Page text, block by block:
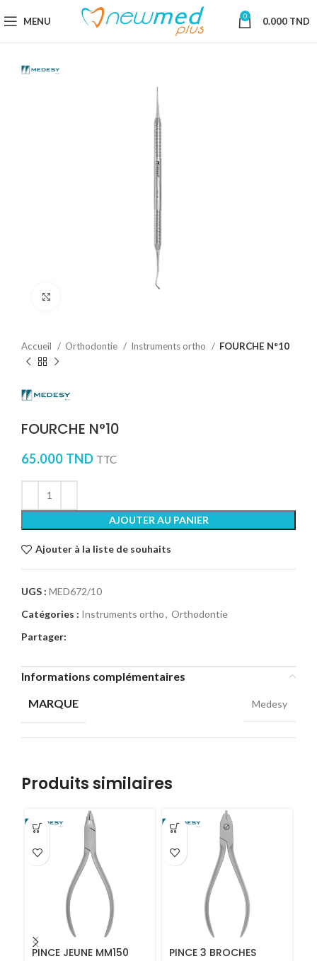
MENU 0 0.000 TND
Accueil Orthodontie Instruments ortho FOURCHE N°10
FOURCHE N°10
65.000 TND TTC
AJOUTER AU PANIER
Ajouter à la liste de souhaits
UGS : MED672/10
Catégories : Instruments ortho, Orthodontie
Partager:
Informations complémentaires
MARQUE
Medesy
Produits similaires
PINCE JEUNE MM150 PINCE 3 BROCHES